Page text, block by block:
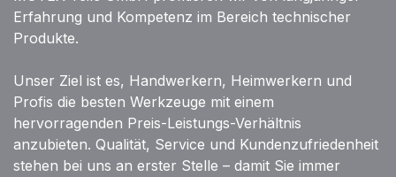
Erfahrung und Kompetenz im Bereich technischer
Produkte.
Unser Ziel ist es, Handwerkern, Heimwerkern und
Profis die besten Werkzeuge mit einem
hervorragenden Preis-Leistungs-Verhältnis
anzubieten. Qualität, Service und Kundenzufriedenheit
stehen bei uns an erster Stelle – damit Sie immer